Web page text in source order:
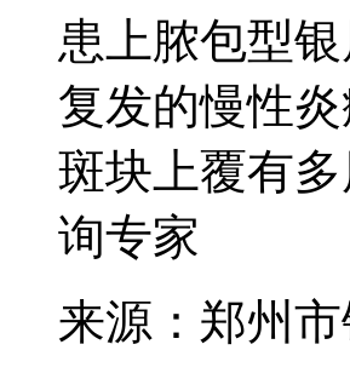
患上脓包型
复发的慢性
斑块上覆有
询专家
来源：郑州